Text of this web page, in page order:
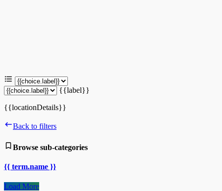
{{label}}
{{locationDetails}}
Back to filters
Browse sub-categories
{{ term.name }}
Load More